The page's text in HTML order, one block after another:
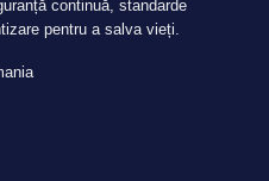
continuă, standarde
pentru a salva vieți.